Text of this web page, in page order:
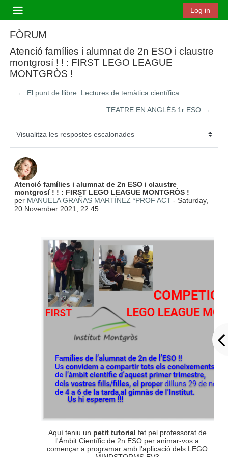
Panell lateral
Log in
FÒRUM
Atenció famílies i alumnat de 2n ESO i claustre
montgrosí ! ! : FIRST LEGO LEAGUE
MONTGRÒS !
← El punt de llibre: Lectures de temàtica científica
TEATRE EN ANGLÈS 1r ESO →
Mode de visualització
Atenció famílies i alumnat de 2n ESO i claustre
montgrosí ! ! : FIRST LEGO LEAGUE MONTGRÒS !
per MANUELA GRAÑAS MARTÍNEZ *PROF ACT -Saturday,
20 November 2021, 22:45
Nombre de respostes: 0
Aquí teniu un petit tutorial fet pel professorat de
l'Àmbit Científic de 2n ESO per animar-vos a
començar a programar amb l'aplicació dels LEGO